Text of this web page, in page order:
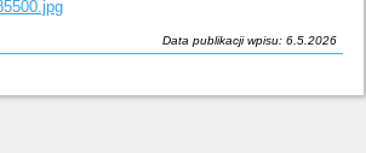
Data publikacji wpisu: 6.5.2026